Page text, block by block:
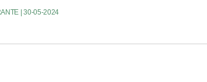
| 30-05-2024